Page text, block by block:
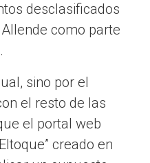
desclasificados
como parte
sino por el
el resto de las
el portal web
creado en